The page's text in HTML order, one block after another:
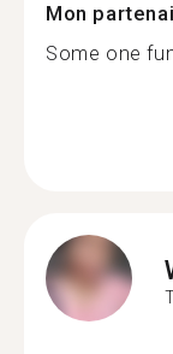
Mon
Some one